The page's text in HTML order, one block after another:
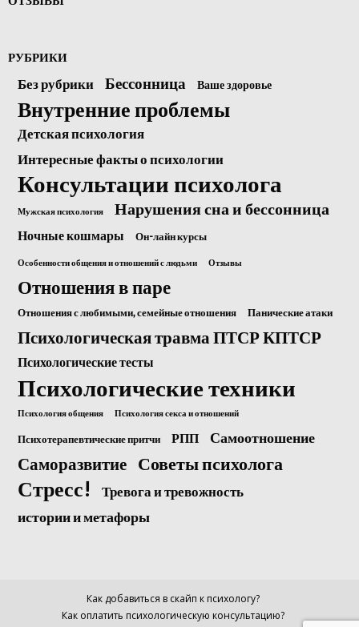
РУБРИКИ
Без рубрики Бессонница Ваше здоровье
Внутренние проблемы
Детская психология
Интересные факты о психологии
Консультации психолога
Мужская психология Нарушения сна и бессонница
Ночные кошмары Он-лайн курсы
Особенности общения и отношений с людьми Отзывы
Отношения в паре
Отношения с любимыми, семейные отношения Панические атаки
Психологическая травма ПТСР КПТСР
Психологические тесты
Психологические техники
Психология общения Психология секса и отношений
Психотерапевтические притчи РПП Самоотношение
Саморазвитие Советы психолога
Стресс! Тревога и тревожность
истории и метафоры
Как добавиться в скайп к психологу?
Как оплатить психологическую консультацию?